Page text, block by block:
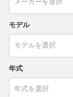
モデル
年式